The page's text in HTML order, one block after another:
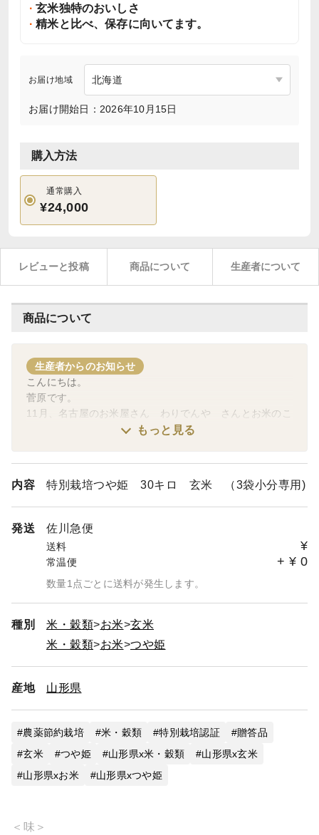
玄米独特のおいしさ
精米と比べ、保存に向いてます。
お届け地域
お届け開始日：2026年10月15日
購入方法
通常購入
¥24,000
レビューと投稿 商品について 生産者について
商品について
生産者からのお知らせ
こんにちは。
菅原です。
11月、名古屋のお米屋さん わりでんや さんとお米のこ
とに関してお話しするYouTubeを撮らせていただいたので
?si=AZ4qFcybDX8C_byT
もっと見る
内容 特別栽培つや姫 30キロ 玄米 （3袋小分専用)
発送 佐川急便
送料 ¥
常温便 + ¥ 0
数量1点ごとに送料が発生します。
種別 米・穀類 お米 玄米
米・穀類
お米 つや姫
産地 山形県
農薬節約栽培 米・穀類 特別栽培認証
贈答品
玄米
つや姫 山形県x米・穀類
山形県x玄米
山形県xお米
山形県xつや姫
＜味＞